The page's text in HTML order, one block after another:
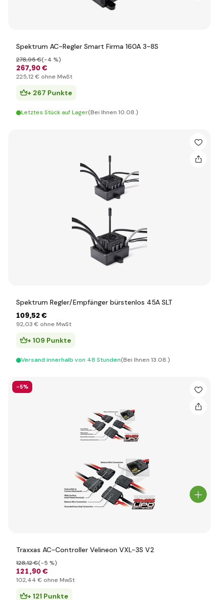
Spektrum AC-Regler Smart Firma 160A 3-8S
267,90 €
278,95 €(-4 %)
225,12 € ohne MwSt
+ 267 Punkte
Letztes Stück auf Lager(Bei Ihnen 10.08.)
Spektrum Regler/Empfänger bürstenlos 45A SLT
109,52 €
92,03 € ohne MwSt
+ 109 Punkte
Versand innerhalb von 48 Stunden(Bei Ihnen 13.08.)
-5%
Traxxas AC-Controller Velineon VXL-3S V2
121,90 €
128,12 €(-5 %)
102,44 € ohne MwSt
+ 121 Punkte